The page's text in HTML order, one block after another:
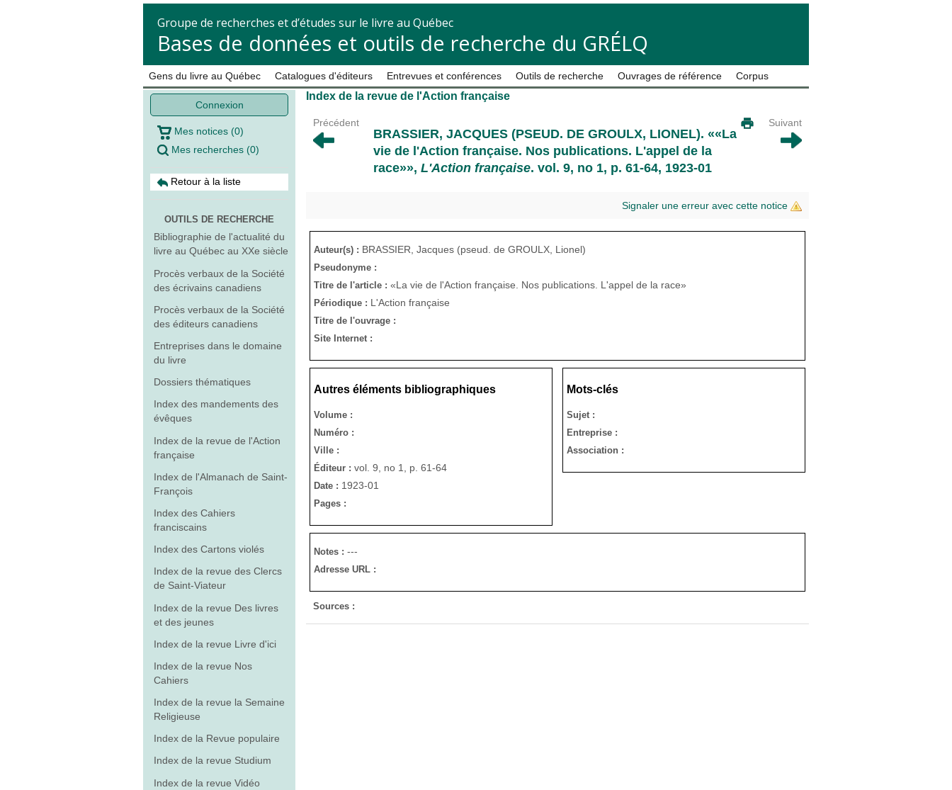
Groupe de recherches et d’études sur le livre au Québec
Bases de données et outils de recherche du GRÉLQ
Gens du livre au Québec Catalogues d'éditeurs Entrevues et conférences Outils de recherche Ouvrages de référence Corpus
Connexion
Mes notices (0)
Mes recherches (0)
Retour à la liste
OUTILS DE RECHERCHE
Bibliographie de l'actualité du
livre au Québec au XXe siècle
Procès verbaux de la Société
des écrivains canadiens
Procès verbaux de la Société
des éditeurs canadiens
Entreprises dans le domaine
du livre
Dossiers thématiques
Index des mandements des
évêques
Index de la revue de l'Action
française
Index de l'Almanach de Saint-
François
Index des Cahiers
franciscains
Index des Cartons violés
Index de la revue des Clercs
de Saint-Viateur
Index de la revue Des livres
et des jeunes
Index de la revue Livre d'ici
Index de la revue Nos
Cahiers
Index de la revue la Semaine
Religieuse
Index de la Revue populaire
Index de la revue Studium
Index de la revue Vidéo
Index de la revue de l'Action française
Précédent
BRASSIER, JACQUES (PSEUD. DE GROULX, LIONEL). ««La
vie de l'Action française. Nos publications. L'appel de la
race»», L'Action française. vol. 9, no 1, p. 61-64, 1923-01
Suivant
Signaler une erreur avec cette notice
Auteur(s) : BRASSIER, Jacques (pseud. de GROULX, Lionel)
Pseudonyme :
Titre de l'article : «La vie de l'Action française. Nos publications. L'appel de la race»
Périodique : L'Action française
Titre de l'ouvrage :
Site Internet :
Autres éléments bibliographiques
Volume :
Numéro :
Ville :
Éditeur : vol. 9, no 1, p. 61-64
Date : 1923-01
Pages :
Mots-clés
Sujet :
Entreprise :
Association :
Notes : ---
Adresse URL :
Sources :